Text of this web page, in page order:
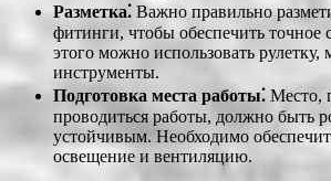
Разметка⁚ Важно правильно
фитинги, чтобы обеспечить точное
этого можно использовать рулетку,
инструменты.
Подготовка места работы⁚ Место,
проводиться работы, должно быть
устойчивым. Необходимо
освещение и вентиляцию.